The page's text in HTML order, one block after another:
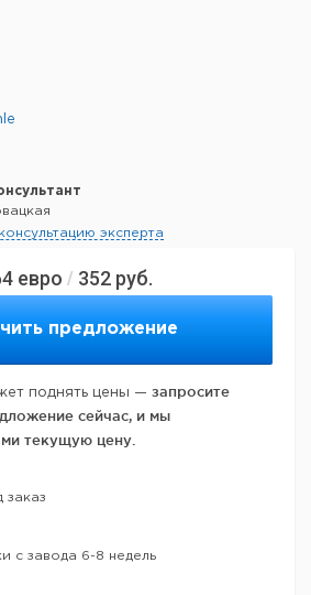
евро / 352 руб.
предложение
поднять цены — запросите
сейчас, и мы
текущую цену.
заказ
с завода 6-8 недель
эксперта